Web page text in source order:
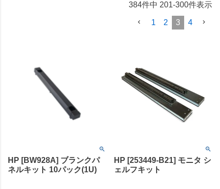
384件中 201-300件表示
1 2 3 4
HP [BW928A] ブランクパ
ネルキット 10パック(1U)
HP [253449-B21] モニタ シ
ェルフキット